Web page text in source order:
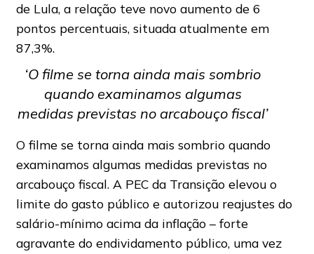
de Lula, a relação teve novo aumento de 6
pontos percentuais, situada atualmente em
87,3%.
‘O filme se torna ainda mais sombrio
quando examinamos algumas
medidas previstas no arcabouço fiscal’
O filme se torna ainda mais sombrio quando
examinamos algumas medidas previstas no
arcabouço fiscal. A PEC da Transição elevou o
limite do gasto público e autorizou reajustes do
salário-mínimo acima da inflação – forte
agravante do endividamento público, uma vez